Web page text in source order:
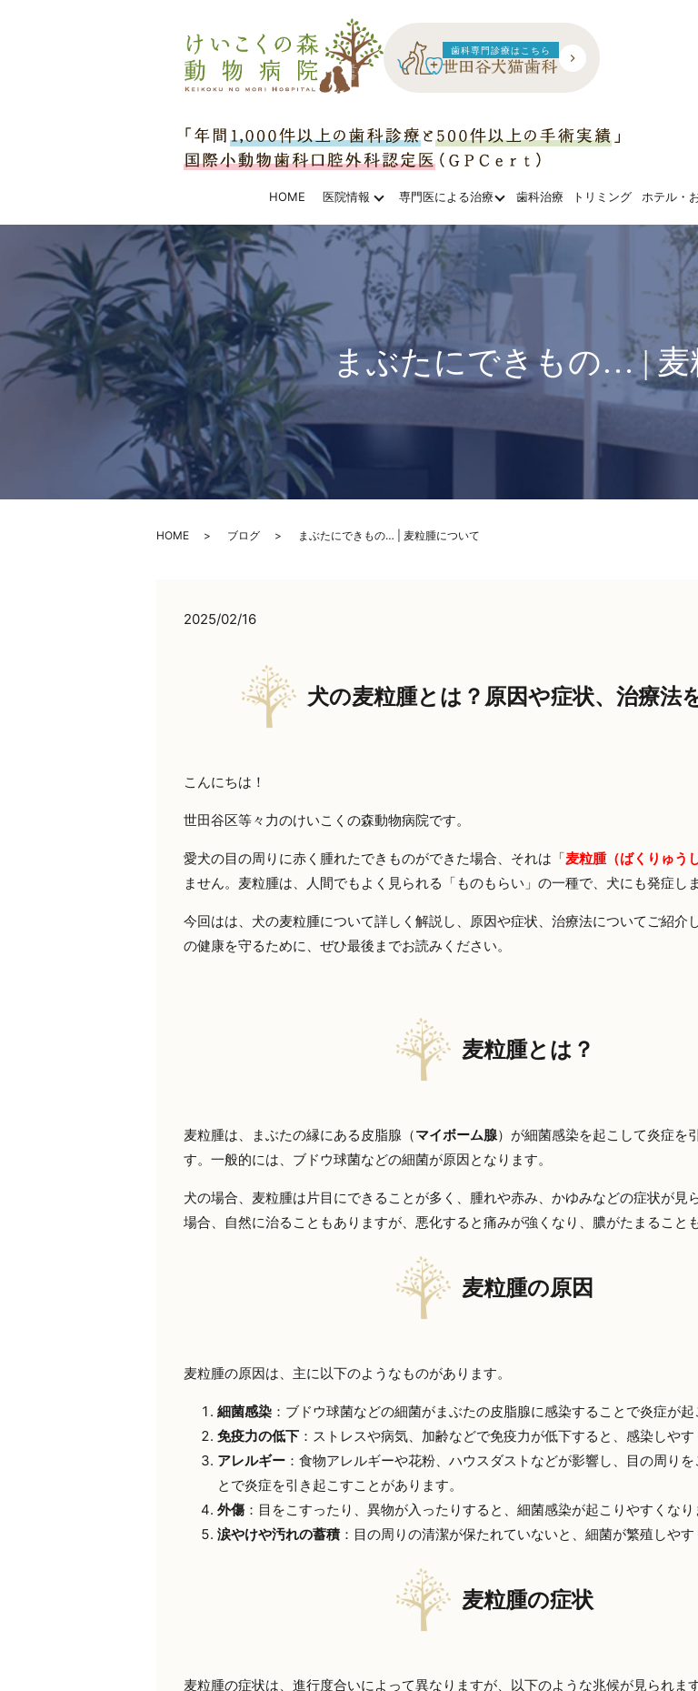
歯科専門診療はこちら
HOME 医院情報 専門医による治療 歯科治療 トリミング ホテル・
まぶたにできもの… | 麦
HOME ブログ まぶたにできもの… | 麦粒腫について
2025/02/16
犬の麦粒腫とは？原因や症状、治療法
こんにちは！
世田谷区等々力のけいこくの森動物病院です。
愛犬の目の周りに赤く腫れたできものができた場合、それは「麦粒腫（ばくりゅう
ません。麦粒腫は、人間でもよく見られる「ものもらい」の一種で、犬にも発症しま
今回はは、犬の麦粒腫について詳しく解説し、原因や症状、治療法についてご紹介
の健康を守るために、ぜひ最後までお読みください。
麦粒腫とは？
麦粒腫は、まぶたの縁にある皮脂腺（マイボーム腺）が細菌感染を起こして炎症を
す。一般的には、ブドウ球菌などの細菌が原因となります。
犬の場合、麦粒腫は片目にできることが多く、腫れや赤み、かゆみなどの症状が見
場合、自然に治ることもありますが、悪化すると痛みが強くなり、膿がたまること
麦粒腫の原因
麦粒腫の原因は、主に以下のようなものがあります。
細菌感染 ：ブドウ球菌などの細菌がまぶたの皮脂腺に感染することで炎症が起
免疫力の低下 ：ストレスや病気、加齢などで免疫力が低下すると、感染しやす
アレルギー ：食物アレルギーや花粉、ハウスダストなどが影響し、目の周り
とで炎症を引き起こすことがあります。
外傷 ：目をこすったり、異物が入ったりすると、細菌感染が起こりやすくなり
涙やけや汚れの蓄積：目の周りの清潔が保たれていないと、細菌が繁殖しやす
麦粒腫の症状
麦粒腫の症状は、進行度合いによって異なりますが、以下のような兆候が見られます